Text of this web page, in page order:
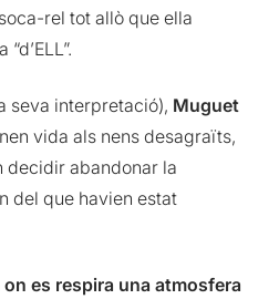
rel tot allò que ella
seva interpretació), Muguet
vida als nens desagraïts,
decidir abandonar la
del que havien estat
es respira una atmosfera